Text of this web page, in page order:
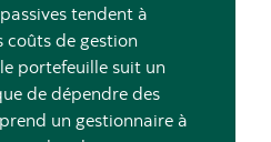
tendent à
de gestion
portefeuille suit un
de dépendre des
un gestionnaire à